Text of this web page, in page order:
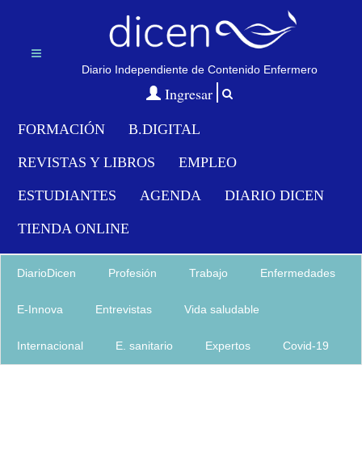
Diario Independiente de Contenido Enfermero
Ingresar
FORMACIÓN B.DIGITAL
REVISTAS Y LIBROS EMPLEO
ESTUDIANTES AGENDA DIARIO DICEN
TIENDA ONLINE
DiarioDicen Profesión Trabajo Enfermedades
E-Innova Entrevistas Vida saludable
Internacional E. sanitario Expertos Covid-19